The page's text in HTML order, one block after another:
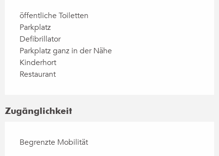
öffentliche Toiletten
Parkplatz
Defibrillator
Parkplatz ganz in der Nähe
Kinderhort
Restaurant
Zugänglichkeit
Begrenzte Mobilität